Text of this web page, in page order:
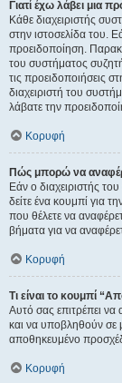
Γιατί έχω λάβει μια
Κάθε διαχειριστής
στην ιστοσελίδα του.
προειδοποίηση.
του συστήματος
τις προειδοποιήσεις
διαχειριστή του
λάβατε την
Κορυφή
Πώς μπορώ να
Εάν ο διαχειριστής
δείτε ένα κουμπί για
που θέλετε να
βήματα για να
Κορυφή
Τι είναι το κουμπί
Αυτό σας επιτρέπει
και να υποβληθούν σε
αποθηκευμένο
Κορυφή